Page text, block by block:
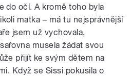
do očí. A kromě toho byla
matka – má tu nejsprávnější
jsem už vychovala,
musela žádat svou
přijít ke svým dětem na
Když se Sissi pokusila o